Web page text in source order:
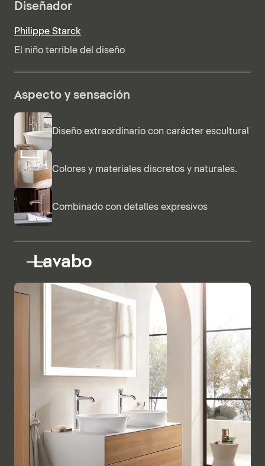
Diseñador
Philippe Starck
El niño terrible del diseño
Aspecto y sensación
Diseño extraordinario con carácter escultural
Colores y materiales discretos y naturales.
Combinado con detalles expresivos
Lavabo